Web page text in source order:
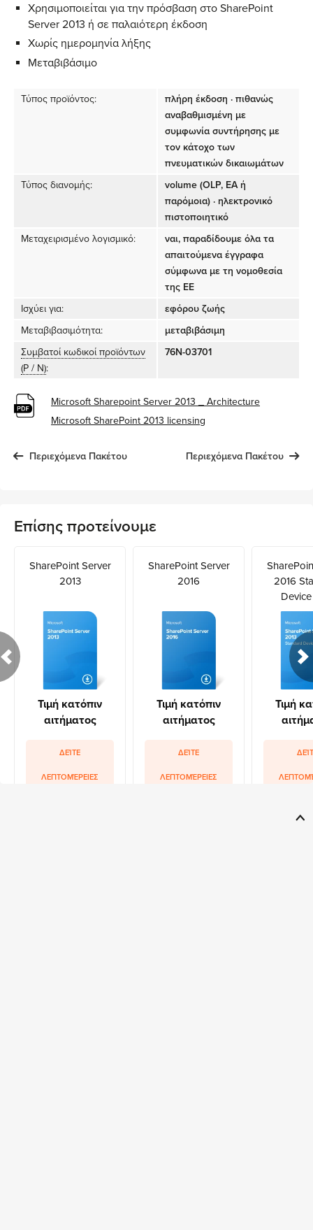
Χρησιμοποιείται για την πρόσβαση στο SharePoint
Server 2013 ή σε παλαιότερη έκδοση
Χωρίς ημερομηνία λήξης
Μεταβιβάσιμο
Τύπος προϊόντος:
πλήρη έκδοση · πιθανώς
αναβαθμισμένη με
συμφωνία συντήρησης με
τον κάτοχο των
πνευματικών δικαιωμάτων
Τύπος διανομής:
volume (OLP, EA ή
παρόμοια) · ηλεκτρονικό
πιστοποιητικό
Μεταχειρισμένο λογισμικό:
ναι, παραδίδουμε όλα τα
απαιτούμενα έγγραφα
σύμφωνα με τη νομοθεσία
της ΕΕ
Ισχύει για:
εφόρου ζωής
Μεταβιβασιμότητα:
μεταβιβάσιμη
Συμβατοί κωδικοί προϊόντων
(P / N):
76N-03701
Microsoft Sharepoint Server 2013 _ Architecture
Microsoft SharePoint 2013 licensing
Περιεχόμενα Πακέτου Περιεχόμενα Πακέτου
Επίσης προτείνουμε
SharePoint Server
2013
Τιμή κατόπιν
αιτήματος
ΔΕΊΤΕ
ΛΕΠΤΟΜΈΡΕΙΕΣ
SharePoint Server
2016
Τιμή κατόπιν
αιτήματος
ΔΕΊΤΕ
ΛΕΠΤΟΜΈΡΕΙΕΣ
2016
Τιμή